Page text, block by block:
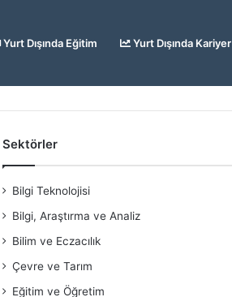
Yurt Dışında Eğitim Yurt Dışında Kariyer
Sektörler
Bilgi Teknolojisi
Bilgi, Araştırma ve Analiz
Bilim ve Eczacılık
Çevre ve Tarım
Eğitim ve Öğretim